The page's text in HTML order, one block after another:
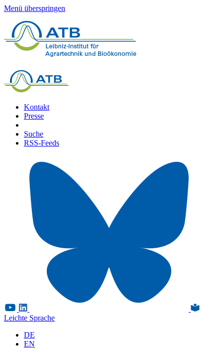
Menü überspringen
Kontakt
Presse
Suche
RSS-Feeds
Leichte Sprache
DE
EN